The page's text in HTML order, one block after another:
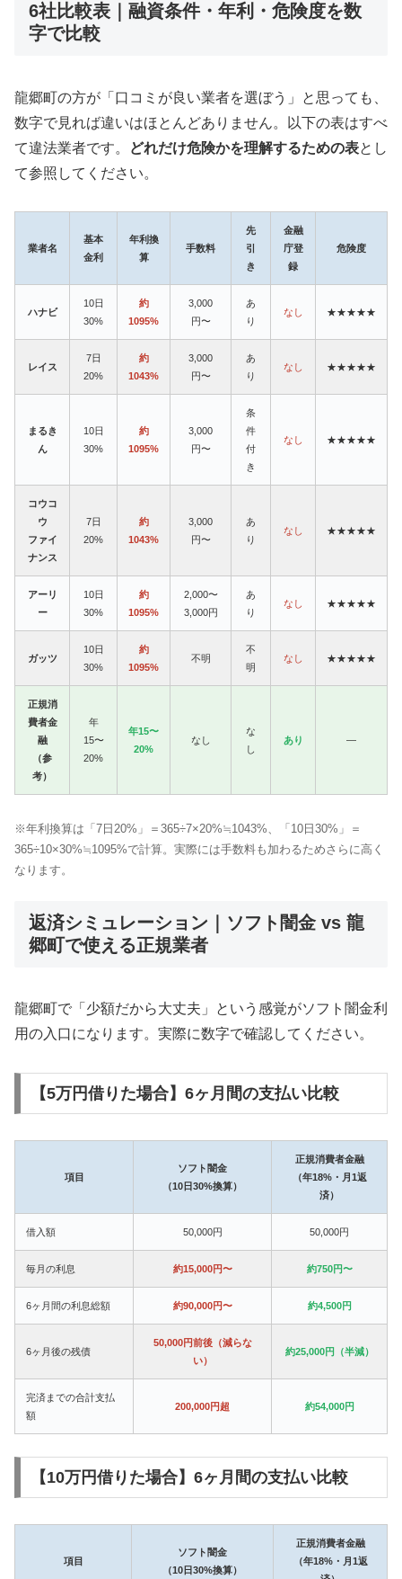
6社比較表｜融資条件・年利・危険度を数
字で比較
龍郷町の方が「口コミが良い業者を選ぼう」と思っても、
数字で見れば違いはほとんどありません。以下の表はすべ
て違法業者です。
どれだけ危険かを理解するための表とし
て参照してください。
業者名
基本
金利
年利換
算
手数料
先
引
き
金融
庁登
録
危険度
ハナビ
10日
30%
約
1095%
3,000
円〜
あ
り
なし ★★★★★
レイス
7日
20%
約
1043%
3,000
円〜
あ
り
なし ★★★★★
まるき
ん
10日
30%
約
1095%
3,000
円〜
条
件
付
き
なし ★★★★★
コウコ
ウ
ファイ
ナンス
7日
20%
約
1043%
3,000
円〜
あ
り
なし ★★★★★
アーリ
ー
10日
30%
約
1095%
2,000〜
3,000円
あ
り
なし ★★★★★
ガッツ
10日
30%
約
1095%
不明
不
明
なし ★★★★★
正規消
費者金
融
（参
考）
年
15〜
20%
年15〜
20%
なし
な
し
あり —
※年利換算は「7日20%」＝365÷7×20%≒1043%、「10日30%」＝
365÷10×30%≒1095%で計算。実際には手数料も加わるためさらに高く
なります。
返済シミュレーション｜ソフト闇金 vs 龍
郷町で使える正規業者
龍郷町で「少額だから大丈夫」という感覚がソフト闇金利
用の入口になります。実際に数字で確認してください。
【5万円借りた場合】6ヶ月間の支払い比較
項目
ソフト闇金
（10日30%換算）
正規消費者金融
（年18%・月1返
済）
借入額 50,000円 50,000円
毎月の利息 約15,000円〜 約750円〜
6ヶ月間の利息総額 約90,000円〜 約4,500円
6ヶ月後の残債
50,000円前後（減らな
い）
約25,000円（半減）
完済までの合計支払
額
200,000円超 約54,000円
【10万円借りた場合】6ヶ月間の支払い比較
項目
ソフト闇金
（10日30%換算）
正規消費者金融
（年18%・月1返